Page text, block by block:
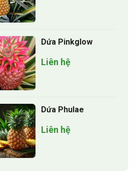
Dứa Pinkglow
Liên hệ
Dứa Phulae
Liên hệ